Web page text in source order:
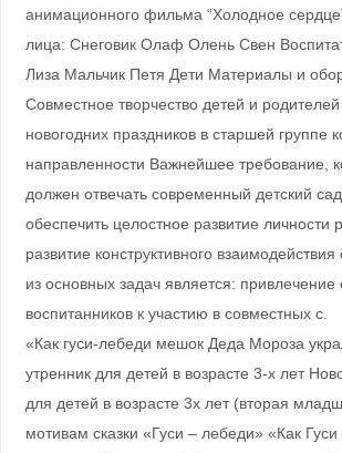
анимационного фильма “Холодное
лица: Снеговик Олаф Олень Свен
Лиза Мальчик Петя Дети Материалы и
Совместное творчество детей и
новогодних праздников в старшей группе
направленности Важнейшее требование,
должен отвечать современный детский
обеспечить целостное развитие личности
развитие конструктивного
из основных задач является: привлечение
воспитанников к участию в совместных с.
«Как гуси-лебеди мешок Деда Мороза
утренник для детей в возрасте 3-х лет
для детей в возрасте 3х лет (вторая
мотивам сказки «Гуси – лебеди» «Как